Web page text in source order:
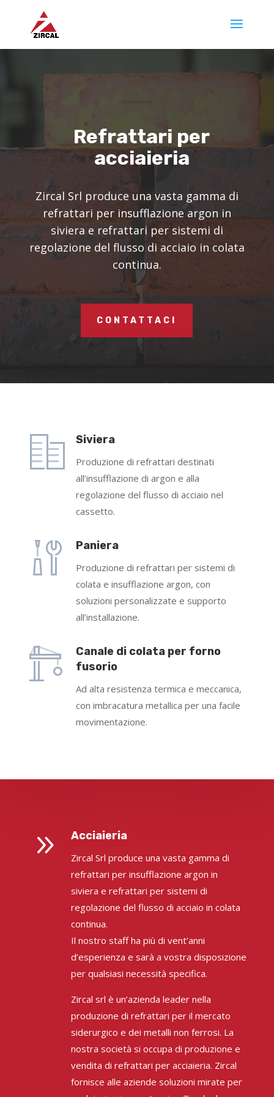
Refrattari per
acciaieria
Zircal Srl produce una vasta gamma di
refrattari per insufflazione argon in
siviera e refrattari per sistemi di
regolazione del flusso di acciaio in colata
continua.
CONTATTACI
Siviera
Produzione di refrattari destinati
all’insufflazione di argon e alla
regolazione del flusso di acciaio nel
cassetto.
Paniera
Produzione di refrattari per sistemi di
colata e insufflazione argon, con
soluzioni personalizzate e supporto
all’installazione.
Canale di colata per forno
fusorio
Ad alta resistenza termica e meccanica,
con imbracatura metallica per una facile
movimentazione.
9 Acciaieria
Zircal Srl produce una vasta gamma di
refrattari per insufflazione argon in
siviera e refrattari per sistemi di
regolazione del flusso di acciaio in colata
continua.
Il nostro staff ha più di vent’anni
d’esperienza e sarà a vostra disposizione
per qualsiasi necessità specifica.
Zircal srl è un’azienda leader nella
produzione di refrattari per il mercato
siderurgico e dei metalli non ferrosi. La
nostra società si occupa di produzione e
vendita di refrattari per acciaieria. Zircal
fornisce alle aziende soluzioni mirate per